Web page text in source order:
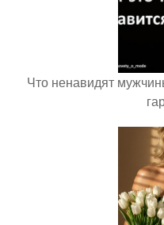
Что ненавидят